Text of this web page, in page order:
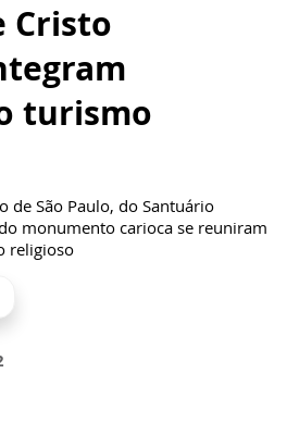
Cristo
turismo
de São Paulo, do Santuário
monumento carioca se reuniram
religioso